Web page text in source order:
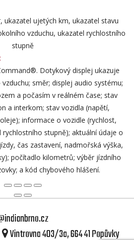
ukazatel ujetých km, ukazatel stavu
vzduchu, ukazatel rychlostního
stupně
Dotykový displej ukazuje
směr; displej audio systému;
a počasím v reálném čase; stav
a interkom; stav vozidla (napětí,
informace o vozidle (rychlost,
stupně); aktuální údaje o
čas zastavení, nadmořská výška,
počítadlo kilometrů; výběr jízdního
a kód chybového hlášení.
Vintrovna 403/3a, 664 41 Popůvky